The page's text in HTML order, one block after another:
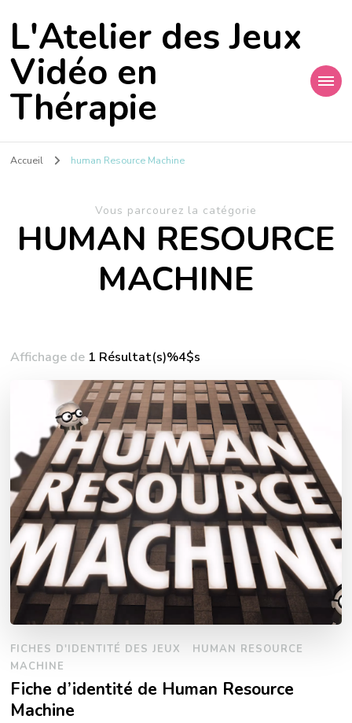
L'Atelier des Jeux
Vidéo en
Thérapie
Accueil human Resource Machine
Vous parcourez la catégorie
HUMAN RESOURCE
MACHINE
Affichage de 1 Résultat(s)%4$s
FICHES D'IDENTITÉ DES JEUX
HUMAN RESOURCE
MACHINE
Fiche d’identité de Human Resource
Machine